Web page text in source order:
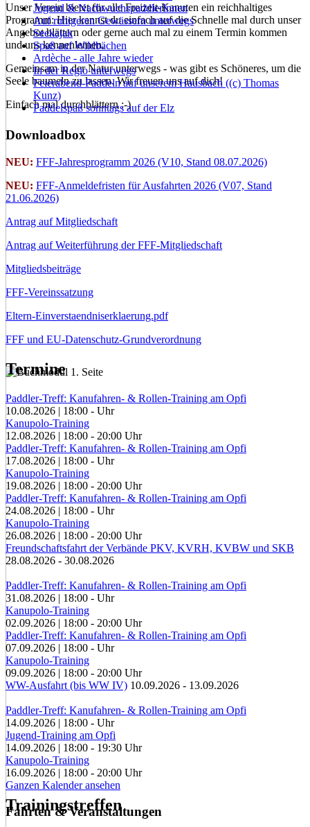
Unser Verein bietet für alle Freizeit-Kanuten ein reichhaltiges
Programm: Hier kannst du einfach auf die Schnelle mal durch unser
Angebot blättern oder gerne auch mal zu einem Termin kommen
und uns kennenlernen.
Gemeinsam in der Natur unterwegs - was gibt es Schöneres, um die
Seele baumeln zu lassen. Wir freuen uns auf dich!
Einfach mal durchblättern :-)
Trainingstreffen
Jugend & NachwuchspaddlerInnen
Auf ruhigeren Gewässern unterwegs
Seekajak
Spaß auf Wildbächen
Ardèche - alle Jahre wieder
In der Regio unterwegs
Feierabend-Paddeln auf unserem Hausbach ((c) Thomas
Kunz)
Paddelspaß sonntags auf der Elz
Downloadbox
NEU: FFF-Jahresprogramm 2026 (V10, Stand 08.07.2026)
NEU: FFF-Anmeldefristen für Ausfahrten 2026 (V07, Stand
21.06.2026)
Antrag auf Mitgliedschaft
Antrag auf Weiterführung der FFF-Mitgliedschaft
Mitgliedsbeiträge
FFF-Vereinssatzung
Eltern-Einverstaendniserklaerung.pdf
FFF und EU-Datenschutz-Grundverordnung
Termine
Paddler-Treff: Kanufahren- & Rollen-Training am Opfi
10.08.2026 | 18:00 - Uhr
Kanupolo-Training
12.08.2026 | 18:00 - 20:00 Uhr
Paddler-Treff: Kanufahren- & Rollen-Training am Opfi
17.08.2026 | 18:00 - Uhr
Kanupolo-Training
19.08.2026 | 18:00 - 20:00 Uhr
Paddler-Treff: Kanufahren- & Rollen-Training am Opfi
24.08.2026 | 18:00 - Uhr
Kanupolo-Training
26.08.2026 | 18:00 - 20:00 Uhr
Freundschaftsfahrt der Verbände PKV, KVRH, KVBW und SKB
28.08.2026 - 30.08.2026
Paddler-Treff: Kanufahren- & Rollen-Training am Opfi
31.08.2026 | 18:00 - Uhr
Kanupolo-Training
02.09.2026 | 18:00 - 20:00 Uhr
Paddler-Treff: Kanufahren- & Rollen-Training am Opfi
07.09.2026 | 18:00 - Uhr
Kanupolo-Training
09.09.2026 | 18:00 - 20:00 Uhr
WW-Ausfahrt (bis WW IV) 10.09.2026 - 13.09.2026
Paddler-Treff: Kanufahren- & Rollen-Training am Opfi
14.09.2026 | 18:00 - Uhr
Jugend-Training am Opfi
14.09.2026 | 18:00 - 19:30 Uhr
Kanupolo-Training
16.09.2026 | 18:00 - 20:00 Uhr
Ganzen Kalender ansehen
Fahrten & Veranstaltungen